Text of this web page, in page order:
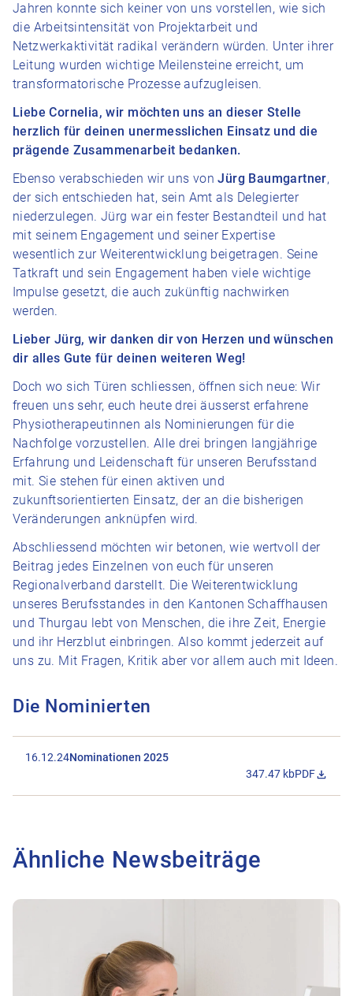
Jahren konnte sich keiner von uns vorstellen, wie sich
die Arbeitsintensität von Projektarbeit und
Netzwerkaktivität radikal verändern würden. Unter ihrer
Leitung wurden wichtige Meilensteine erreicht, um
transformatorische Prozesse aufzugleisen.
Liebe Cornelia, wir möchten uns an dieser Stelle
herzlich für deinen unermesslichen Einsatz und die
prägende Zusammenarbeit bedanken.
Ebenso verabschieden wir uns vonJürg Baumgartner,
der sich entschieden hat, sein Amt als Delegierter
niederzulegen. Jürg war ein fester Bestandteil und hat
mit seinem Engagement und seiner Expertise
wesentlich zur Weiterentwicklung beigetragen. Seine
Tatkraft und sein Engagement haben viele wichtige
Impulse gesetzt, die auch zukünftig nachwirken
werden.
Lieber Jürg, wir danken dir von Herzen und wünschen
dir alles Gute für deinen weiteren Weg!
Doch wo sich Türen schliessen, öffnen sich neue: Wir
freuen uns sehr, euch heute drei äusserst erfahrene
Physiotherapeutinnen als Nominierungen für die
Nachfolge vorzustellen. Alle drei bringen langjährige
Erfahrung und Leidenschaft für unseren Berufsstand
mit. Sie stehen für einen aktiven und
zukunftsorientierten Einsatz, der an die bisherigen
Veränderungen anknüpfen wird.
Abschliessend möchten wir betonen, wie wertvoll der
Beitrag jedes Einzelnen von euch für unseren
Regionalverband darstellt. Die Weiterentwicklung
unseres Berufsstandes in den Kantonen Schaffhausen
und Thurgau lebt von Menschen, die ihre Zeit, Energie
und ihr Herzblut einbringen. Also kommt jederzeit auf
uns zu. Mit Fragen, Kritik aber vor allem auch mit Ideen.
Die Nominierten
16.12.24Nominationen 2025
347.47 kb
Datei
PDF
Ähnliche Newsbeiträge
Zum Beitrag Taxpunktwert Thurgau: Provisorische